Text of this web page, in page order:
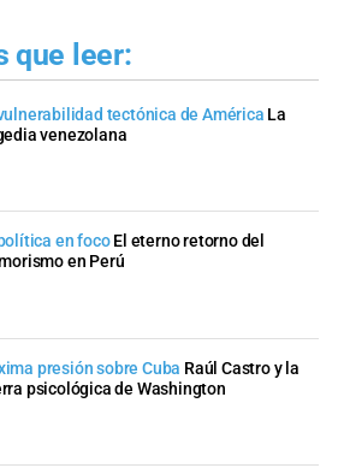
que leer:
tectónica de América La
venezolana
en foco El eterno retorno del
en Perú
presión sobre Cuba Raúl Castro y la
psicológica de Washington